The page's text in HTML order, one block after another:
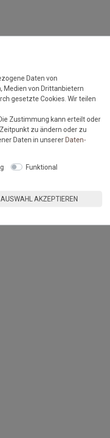
Daten von
Medien von Drittanbietern
gesetzte Cookies. Wir teilen
Zustimmung kann erteilt oder
zu ändern oder zu
Daten in unsererDaten­
Funktional
AUSWAHL AKZEPTIEREN